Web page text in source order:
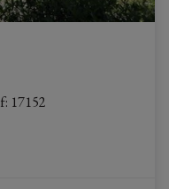
: 17152